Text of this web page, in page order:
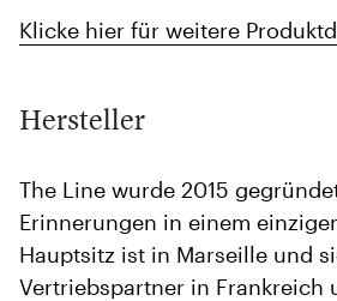
Klicke hier für weitere
Hersteller
The Line wurde 2015
Erinnerungen in einem
Hauptsitz ist in Marseille und
Vertriebspartner in Frankreich